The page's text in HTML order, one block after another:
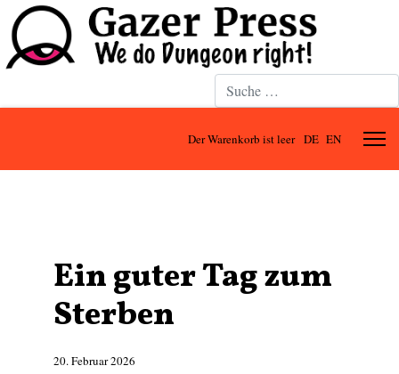
Suchen
Der Warenkorb ist leer DE EN
Ein guter Tag zum
Sterben
20. Februar 2026